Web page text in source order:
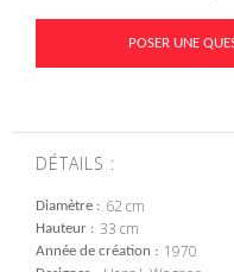
POSER UNE
DÉTAILS :
Diamètre 62 cm
Hauteur 33 cm
Année de création 1970